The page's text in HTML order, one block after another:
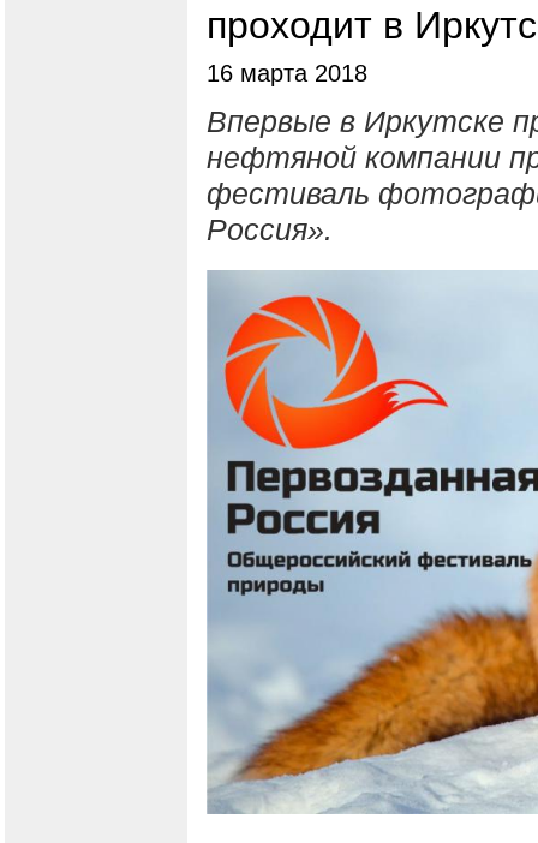
проходит в
16 марта 2018
Впервые в Иркутске
нефтяной компании
фестиваль
Россия».